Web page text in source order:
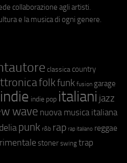
collaborazione agli artisti.
e la musica di ogni genere.
classica country
folkfunk fusion garage
indie indie pop italiani jazz
wave nuova musica italiana
punk r&b rap rap italiano reggae
stoner swing trap